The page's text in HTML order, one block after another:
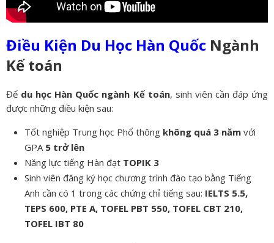
Điều Kiện Du Học Hàn Quốc Ngành
Kế toán
Để du học Hàn Quốc ngành Kế toán, sinh viên cần đáp ứng
được những điều kiện sau:
Tốt nghiệp Trung học Phổ thông không quá 3 năm với
GPA 5 trở lên
Năng lực tiếng Hàn đạt TOPIK 3
Sinh viên đăng ký học chương trình đào tạo bằng Tiếng
Anh cần có 1 trong các chứng chỉ tiếng sau: IELTS 5.5,
TEPS 600, PTE A, TOFEL PBT 550, TOFEL CBT 210,
TOFEL IBT 80